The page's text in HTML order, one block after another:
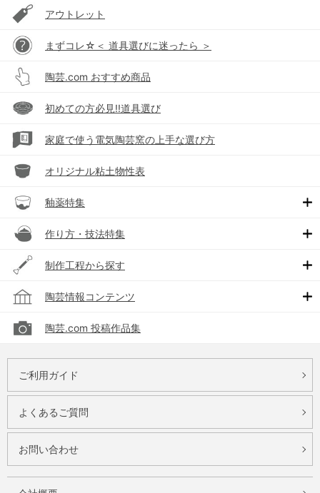
アウトレット
まずコレ☆＜ 道具選びに迷ったら ＞
陶芸.com おすすめ商品
初めての方必見!!道具選び
家庭で使う電気陶芸窯の上手な選び方
オリジナル粘土物性表
釉薬特集
作り方・技法特集
制作工程から探す
陶芸情報コンテンツ
陶芸.com 投稿作品集
ご利用ガイド
よくあるご質問
お問い合わせ